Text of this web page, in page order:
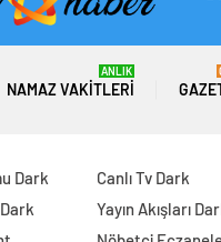
NAMAZ VAKITLERI
ANLIK
Dark
Canlı Tv Dark
Yayın Akışları